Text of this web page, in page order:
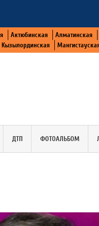
Актюбинская Алматинская
Кызылординская
ДТП ФОТОАЛЬБОМ